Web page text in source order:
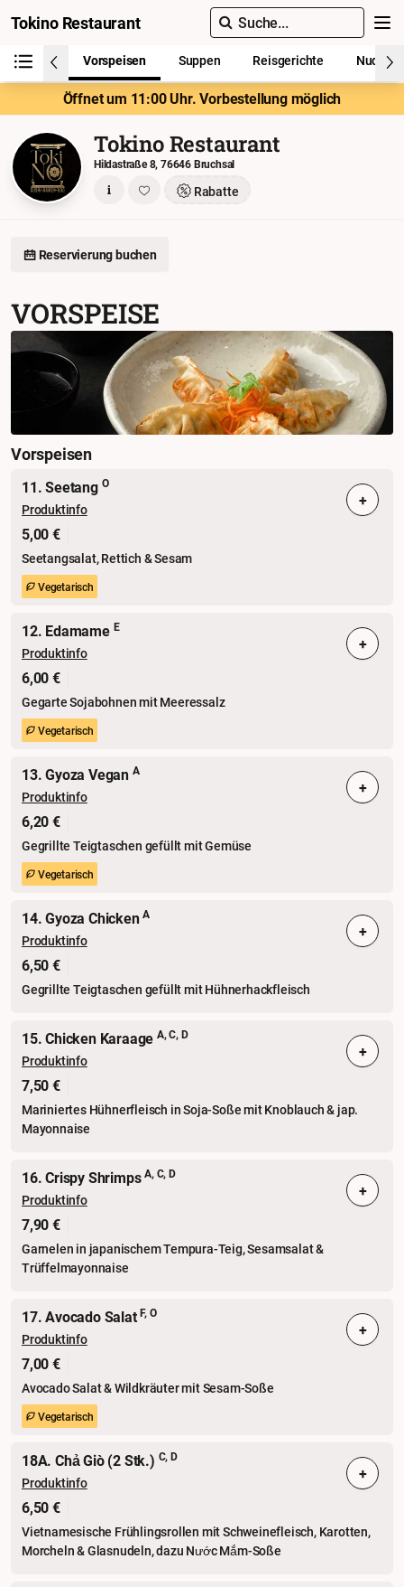
Tokino Restaurant Suche...
Öffnet um 11:00 Uhr. Vorbestellung möglich
Tokino Restaurant
Hildastraße 8, 76646 Bruchsal
Rabatte
Vorspeisen Suppen Reisgerichte
Reservierung buchen
VORSPEISE
Vorspeisen
11. Seetang O
Produktinfo
5,00 €
Seetangsalat, Rettich & Sesam
Vegetarisch
+
12. Edamame E
Produktinfo
6,00 €
Gegarte Sojabohnen mit Meeressalz
Vegetarisch
+
13. Gyoza Vegan A
Produktinfo
6,20 €
Gegrillte Teigtaschen gefüllt mit Gemüse
Vegetarisch
+
14. Gyoza ChickenA
Produktinfo
6,50 €
Gegrillte Teigtaschen gefüllt mit Hühnerhackfleisch
+
15. Chicken Karaage A, C, D
Produktinfo
7,50 €
Mariniertes Hühnerfleisch in Soja-Soße mit Knoblauch & jap.
Mayonnaise
+
16. Crispy ShrimpsA, C, D
Produktinfo
7,90 €
Garnelen in japanischem Tempura-Teig, Sesamsalat &
Trüffelmayonnaise
+
17. Avocado SalatF, O
Produktinfo
7,00 €
Avocado Salat & Wildkräuter mit Sesam-Soße
Vegetarisch
+
18A. Chả Giò (2 Stk.) C, D
Produktinfo
6,50 €
Vietnamesische Frühlingsrollen mit Schweinefleisch, Karotten,
Morcheln & Glasnudeln, dazu Nước Mắm-Soße
+